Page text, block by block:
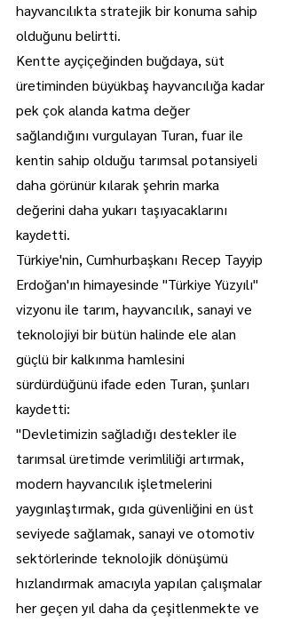
hayvancılıkta stratejik bir konuma sahip
olduğunu belirtti.
Kentte ayçiçeğinden buğdaya, süt
üretiminden büyükbaş hayvancılığa kadar
pek çok alanda katma değer
sağlandığını vurgulayan Turan, fuar ile
kentin sahip olduğu tarımsal potansiyeli
daha görünür kılarak şehrin marka
değerini daha yukarı taşıyacaklarını
kaydetti.
Türkiye'nin, Cumhurbaşkanı Recep Tayyip
Erdoğan'ın himayesinde "Türkiye Yüzyılı"
vizyonu ile tarım, hayvancılık, sanayi ve
teknolojiyi bir bütün halinde ele alan
güçlü bir kalkınma hamlesini
sürdürdüğünü ifade eden Turan, şunları
kaydetti:
"Devletimizin sağladığı destekler ile
tarımsal üretimde verimliliği artırmak,
modern hayvancılık işletmelerini
yaygınlaştırmak, gıda güvenliğini en üst
seviyede sağlamak, sanayi ve otomotiv
sektörlerinde teknolojik dönüşümü
hızlandırmak amacıyla yapılan çalışmalar
her geçen yıl daha da çeşitlenmekte ve